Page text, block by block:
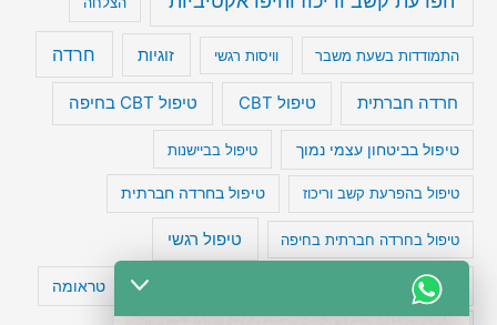
התמודדות בשעת משבר וויסות רגשי זוגיות חרדה
חרדה חברתית טיפול CBT טיפול CBT בחיפה
טיפול בביטחון עצמי נמוך טיפול בביישנות
טיפול בהפרעת קשב וריכוז טיפול בחרדה חברתית
טיפול בחרדה חברתית בחיפה טיפול רגשי
טיפול תרופתי להפרעת קשב טעויות חשיבה טראומה